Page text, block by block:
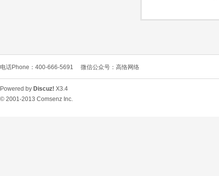
电话Phone：400-666-5691 微信公众号：高恪网络
Powered by Discuz! X3.4
© 2001-2013 Comsenz Inc.